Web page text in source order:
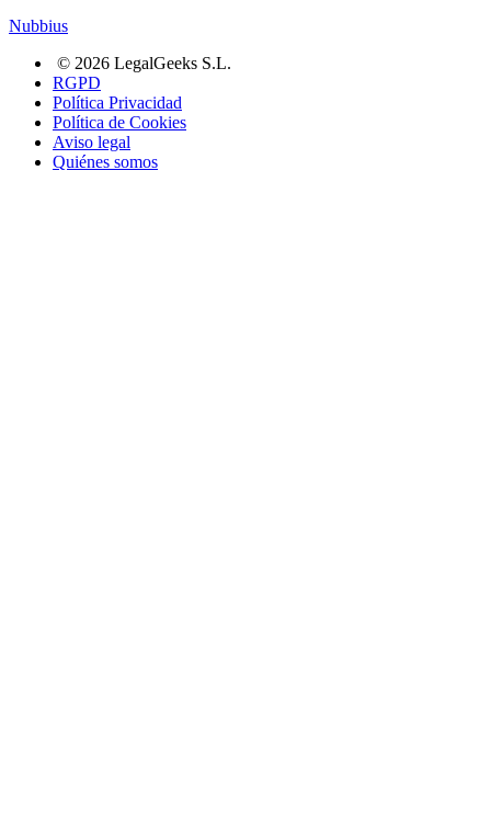
Nubbius
© 2026 LegalGeeks S.L.
RGPD
Política Privacidad
Política de Cookies
Aviso legal
Quiénes somos